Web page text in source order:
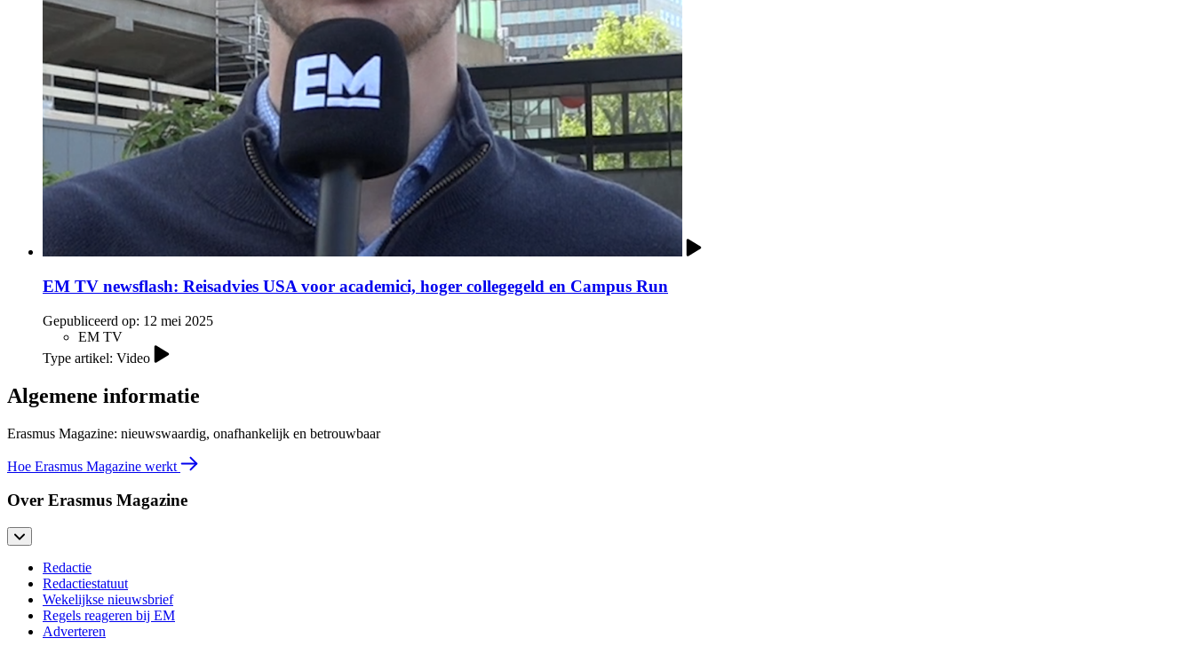
EM TV newsflash: Reisadvies USA voor academici, hoger collegegeld en Campus Run
Gepubliceerd op: 12 mei 2025
EM TV
Type artikel: Video
Algemene informatie
Erasmus Magazine: nieuwswaardig, onafhankelijk en betrouwbaar
Hoe Erasmus Magazine werkt
Over Erasmus Magazine
Redactie
Redactiestatuut
Wekelijkse nieuwsbrief
Regels reageren bij EM
Adverteren